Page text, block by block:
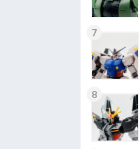
7
8